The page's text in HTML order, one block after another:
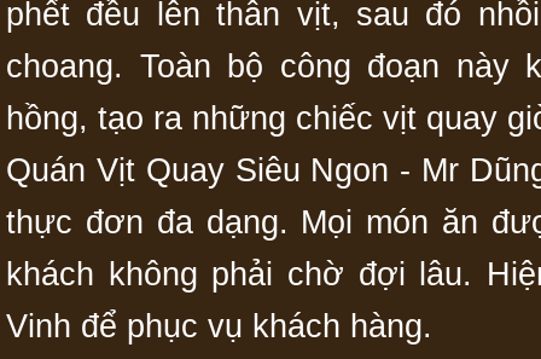
phết đều lên thân vịt, sau đó
choang. Toàn bộ công đoạn này
hồng, tạo ra những chiếc vịt quay
Quán Vịt Quay Siêu Ngon - Mr
thực đơn đa dạng. Mọi món ăn
khách không phải chờ đợi lâu.
Vinh để phục vụ khách hàng.